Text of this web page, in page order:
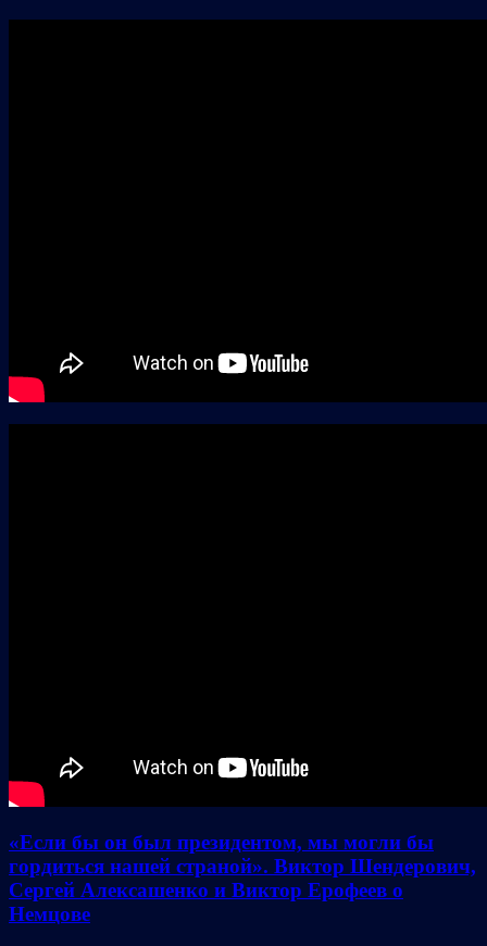
«Если бы он был президентом, мы могли бы
гордиться нашей страной». Виктор Шендерович,
Сергей Алексашенко и Виктор Ерофеев о
Немцове